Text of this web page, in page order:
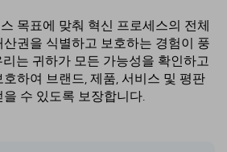
목표에 맞춰 혁신 프로세스의 전체
권을 식별하고 보호하는 경험이 풍
는 귀하가 모든 가능성을 확인하고
하여 브랜드, 제품, 서비스 및 평판
수 있도록 보장합니다.